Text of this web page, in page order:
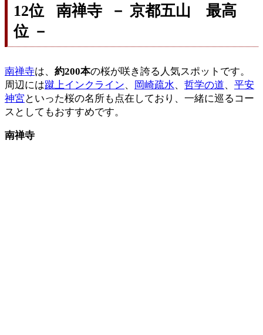
12位 南禅寺 － 京都五山 最高
位 －
南禅寺は、 約200本の桜が咲き誇る人気スポットです。
周辺には蹴上インクライン、 岡崎疏水、 哲学の道、 平安
神宮 といった桜の名所も点在しており、一緒に巡るコー
スとしてもおすすめです。
南禅寺